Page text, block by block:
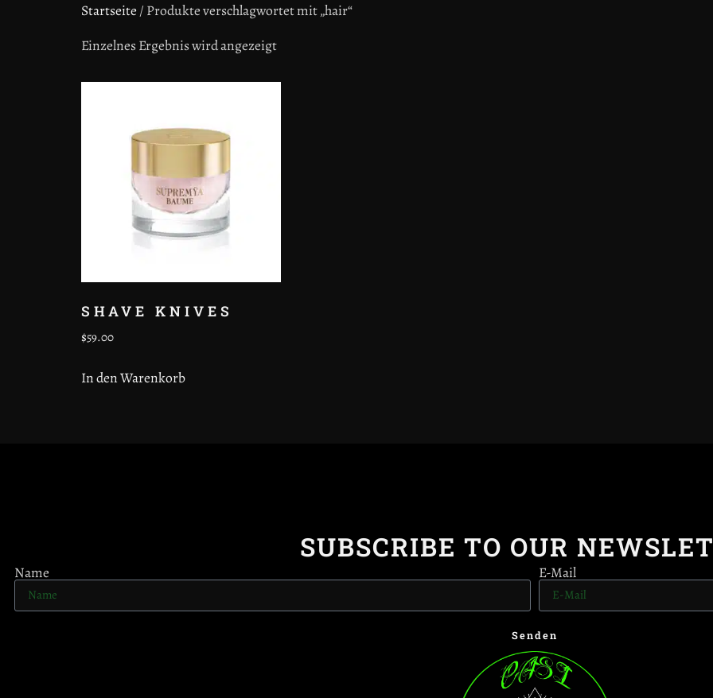
Startseite/ Produkte verschlagwortet mit „hair“
Einzelnes Ergebnis wird angezeigt
SHAVE KNIVES
$59.00
In den Warenkorb
SUBSCRIBE TO OUR
Name E-Mail
Senden